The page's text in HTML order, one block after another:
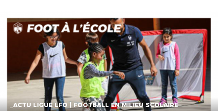
_ACTU LIGUE LFO | FOOTBALL EN MILIEU SCOLAIRE